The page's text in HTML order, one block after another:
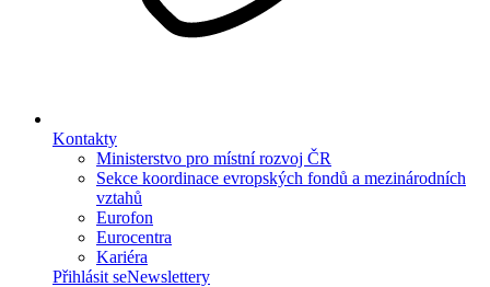
Kontakty
Ministerstvo pro místní rozvoj ČR
Sekce koordinace evropských fondů a mezinárodních
vztahů
Eurofon
Eurocentra
Kariéra
Přihlásit seNewslettery